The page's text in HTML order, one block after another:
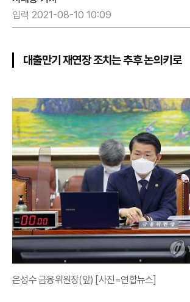
입력 2021-08-10 10:09
대출만기 재연장 조치는 추후 논의키로
은성수 금융위원장(앞) [사진=연합뉴스]